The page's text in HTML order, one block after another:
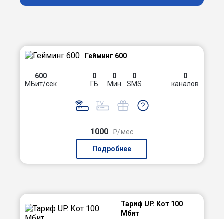
Гейминг 600
600
МБит/сек
0
ГБ
0
Мин
0
SMS
0
каналов
1000 ₽/мес
Подробнее
Тариф UP. Кот 100
Мбит